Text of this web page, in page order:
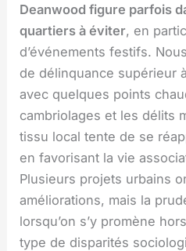
Deanwood figure parfois
quartiers à éviter, en
d’événements festifs.
de délinquance supérieur
avec quelques points
cambriolages et les délits
tissu local tente de se
en favorisant la vie
Plusieurs projets urbains
améliorations, mais la
lorsqu’on s’y promène
type de disparités